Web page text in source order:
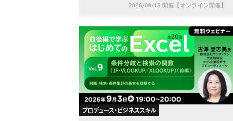
2026/09/18 開催【オンライン開催】
プロデュース・ビジネススキル